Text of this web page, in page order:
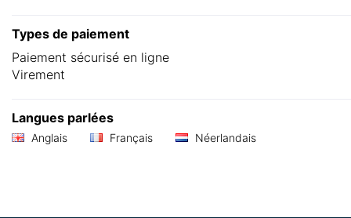
Types de paiement
Paiement sécurisé en ligne
Virement
Langues parlées
Anglais Français Néerlandais